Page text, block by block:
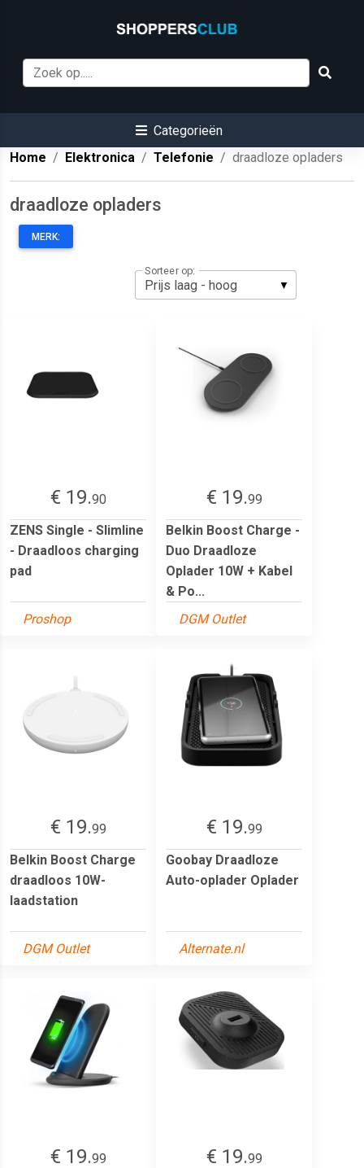
Categorieën
Home
Elektronica Telefonie draadloze opladers
draadloze opladers
MERK:
Sorteer op:
€ 19.90
ZENS Single - Slimline
- Draadloos charging
pad
Proshop
€ 19.99
Belkin Boost Charge -
Duo Draadloze
Oplader 10W + Kabel
& Po...
DGM Outlet
€ 19.99
Belkin Boost Charge
draadloos 10W-
laadstation
DGM Outlet
€ 19.99
Goobay Draadloze
Auto-oplader Oplader
Alternate.nl
€ 19.99
€ 19.99